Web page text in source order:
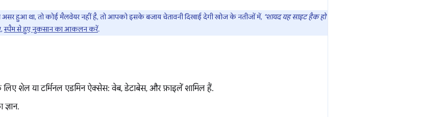
हुआ था, तो कोई मैलवेयर नहीं है, तो आपको इसके बजाय चेतावनी दिखाई देगी खोज के नतीजों में, "शायद यह साइट हैक हो
स्पैम से हुए नुकसान का आकलन करें.
शेल या टर्मिनल एडमिन ऐक्सेस: वेब, डेटाबेस, और फ़ाइलें शामिल हैं.